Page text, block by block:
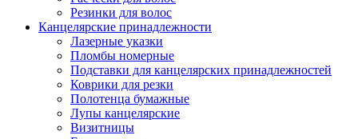
Резинки для волос
Канцелярские принадлежности
Лазерные указки
Пломбы номерные
Подставки для канцелярских принадлежностей
Коврики для резки
Полотенца бумажные
Лупы канцелярские
Визитницы